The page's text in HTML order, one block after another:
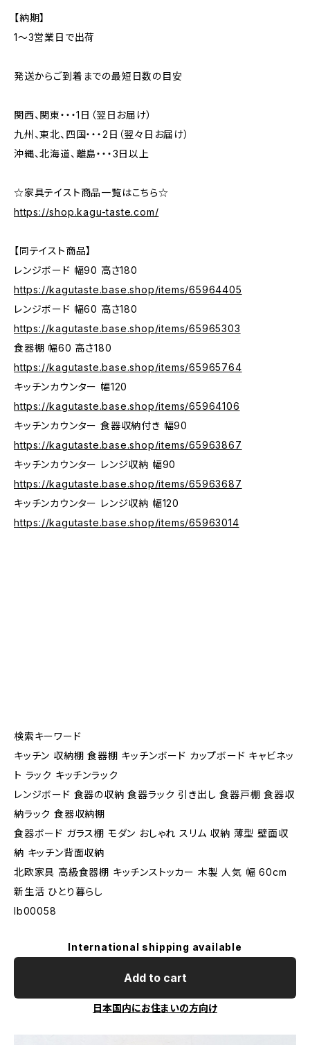
【納期】
1〜3営業日で出荷
発送からご到着までの最短日数の目安
関西、関東・・・1日（翌日お届け）
九州、東北、四国・・・2日（翌々日お届け）
沖縄、北海道、離島・・・3日以上
☆家具テイスト商品一覧はこちら☆
https://shop.kagu-taste.com/
【同テイスト商品】
レンジボード 幅90 高さ180
https://kagutaste.base.shop/items/65964405
レンジボード 幅60 高さ180
https://kagutaste.base.shop/items/65965303
食器棚 幅60 高さ180
https://kagutaste.base.shop/items/65965764
キッチンカウンター 幅120
https://kagutaste.base.shop/items/65964106
キッチンカウンター 食器収納付き 幅90
https://kagutaste.base.shop/items/65963867
キッチンカウンター レンジ収納 幅90
https://kagutaste.base.shop/items/65963687
キッチンカウンター レンジ収納 幅120
https://kagutaste.base.shop/items/65963014
検索キーワード
キッチン 収納棚 食器棚 キッチンボード カップボード キャビネッ
ト ラック キッチンラック
レンジボード 食器の収納 食器ラック 引き出し 食器戸棚 食器収
納ラック 食器収納棚
食器ボード ガラス棚 モダン おしゃれ スリム 収納 薄型 壁面収
納 キッチン背面収納
北欧家具 高級食器棚 キッチンストッカー 木製 人気 幅 60cm
新生活 ひとり暮らし
lb00058
International shipping available
Add to cart
日本国内にお住まいの方向け